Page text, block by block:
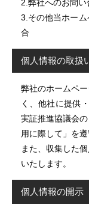
2.弊社へのお問い
3.その他当ホー
合
個人情報の取扱
弊社のホームペ
く、他社に提供
実証推進協議会
用に際して」を
また、収集した
いたします。
個人情報の開示